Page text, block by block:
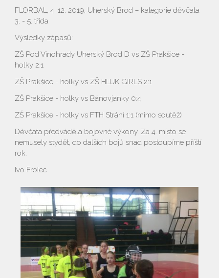
FLORBAL, 4. 12. 2019, Uherský Brod – kategorie děvčata
3. - 5. třida
Výsledky zápasů:
ZŠ Pod Vinohrady Uherský Brod D vs ZŠ Prakšice -
holky 2:1
ZŠ Prakšice - holky vs ZŠ HLUK GIRLS 2:1
ZŠ Prakšice - holky vs Bánovjanky 0:4
ZŠ Prakšice - holky vs FTH Strání 1:1 (mimo soutěž)
Děvčata předváděla bojovné výkony. Za 4. místo se
nemusely stydět, do dalších bojů snad postoupíme příští
rok.
Ivo Frolec